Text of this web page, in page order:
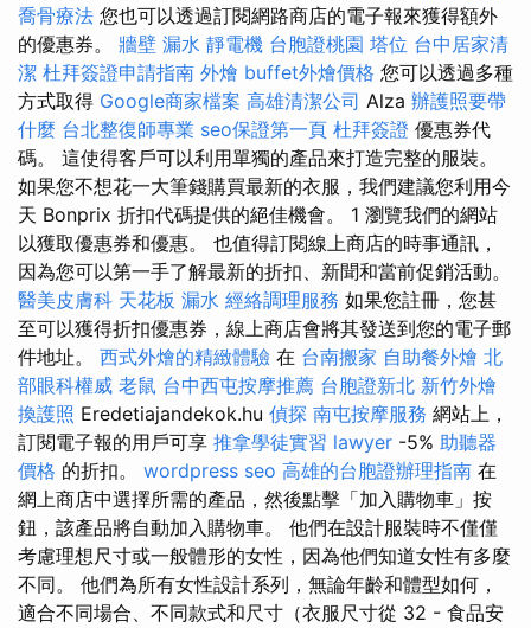
喬骨療法 您也可以透過訂閱網路商店的電子報來獲得額外
的優惠券。 牆壁 漏水 靜電機 台胞證桃園 塔位 台中居家清
潔 杜拜簽證申請指南 外燴 buffet外燴價格 您可以透過多種
方式取得 Google商家檔案 高雄清潔公司 Alza 辦護照要帶
什麼 台北整復師專業 seo保證第一頁 杜拜簽證 優惠券代
碼。 這使得客戶可以利用單獨的產品來打造完整的服裝。
如果您不想花一大筆錢購買最新的衣服，我們建議您利用今
天 Bonprix 折扣代碼提供的絕佳機會。 1 瀏覽我們的網站
以獲取優惠券和優惠。 也值得訂閱線上商店的時事通訊，
因為您可以第一手了解最新的折扣、新聞和當前促銷活動。
醫美皮膚科 天花板 漏水 經絡調理服務 如果您註冊，您甚
至可以獲得折扣優惠券，線上商店會將其發送到您的電子郵
件地址。 西式外燴的精緻體驗 在 台南搬家 自助餐外燴 北
部眼科權威 老鼠 台中西屯按摩推薦 台胞證新北 新竹外燴
換護照 Eredetiajandekok.hu 偵探 南屯按摩服務 網站上，
訂閱電子報的用戶可享 推拿學徒實習 lawyer -5% 助聽器
價格 的折扣。 wordpress seo 高雄的台胞證辦理指南 在
網上商店中選擇所需的產品，然後點擊「加入購物車」按
鈕，該產品將自動加入購物車。 他們在設計服裝時不僅僅
考慮理想尺寸或一般體形的女性，因為他們知道女性有多麼
不同。 他們為所有女性設計系列，無論年齡和體型如何，
適合不同場合、不同款式和尺寸（衣服尺寸從 32 - 食品安